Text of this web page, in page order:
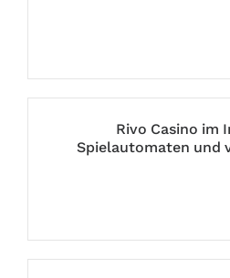
Rivo Casino im
Spielautomaten und